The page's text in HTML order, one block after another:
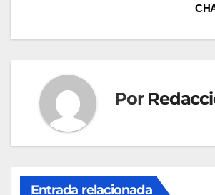
entradas
Por
Entrada relacionada